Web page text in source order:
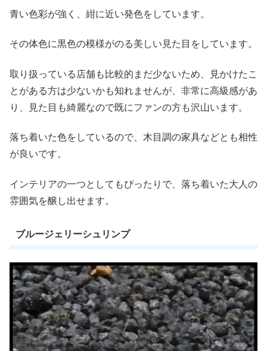
青い色彩が強く、紺に近い発色をしています。
その体色に黒色の模様がのる美しい見た目をしています。
取り扱っている店舗も比較的まだ少ないため、見かけたこ
とがある方は少ないかも知れませんが、非常に高級感があ
り、見た目も綺麗なので既にファンの方も沢山います。
落ち着いた色をしているので、木目調の家具などとも相性
が良いです。
インテリアの一つとしてもぴったりで、落ち着いた大人の
雰囲気を醸し出せます。
ブルージェリーシュリンプ